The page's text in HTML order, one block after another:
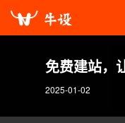
免费建站，
2025-01-02